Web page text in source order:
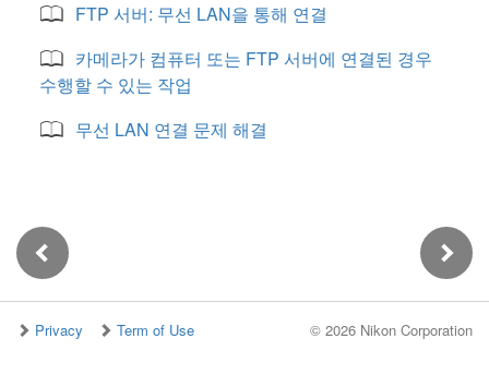
FTP 서버: 무선 LAN을 통해 연결
카메라가 컴퓨터 또는 FTP 서버에 연결된 경우
수행할 수 있는 작업
무선 LAN 연결 문제 해결
Privacy Term of Use © 2026 Nikon Corporation